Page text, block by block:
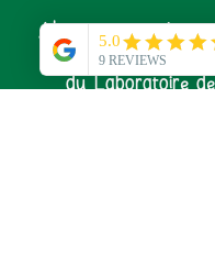
Abonnez-vous à
pour ne rien rater
du Laboratoire